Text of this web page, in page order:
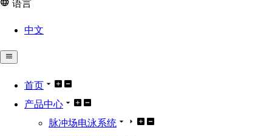
语言
中文
首页
产品中心
脉冲场电泳系统